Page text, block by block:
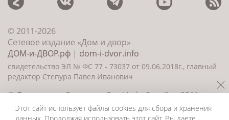
© 2011-2026
Сетевое издание «Дом и двор»
ДОМ-и-ДВОР.рф | dom-i-dvor.info
свидетельство ЭЛ № ФС 77 - 73037 от 09.06.2018г., главный
редактор Степура Павел Иванович
©Создание сайта и дизайн«ИнфоДизайн» 2011—
2026
Этот сайт использует файлы cookies для сбора и хранения